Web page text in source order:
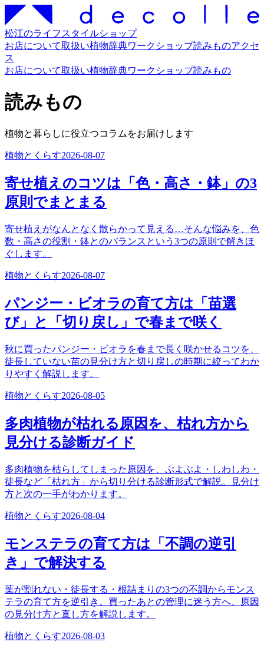
松江のライフスタイルショップ
お店について取扱い植物辞典ワークショップ読みものアクセ
ス
お店について取扱い植物辞典ワークショップ読みもの
読みもの
植物と暮らしに役立つコラムをお届けします
植物とくらす2026-08-07
寄せ植えのコツは「色・高さ・鉢」の3
原則でまとまる
寄せ植えがなんとなく散らかって見える…そんな悩みを、色
数・高さの役割・鉢とのバランスという3つの原則で解きほ
ぐします。
植物とくらす2026-08-07
パンジー・ビオラの育て方は「苗選
び」と「切り戻し」で春まで咲く
秋に買ったパンジー・ビオラを春まで長く咲かせるコツを、
徒長していない苗の見分け方と切り戻しの時期に絞ってわか
りやすく解説します。
植物とくらす2026-08-05
多肉植物が枯れる原因を、枯れ方から
見分ける診断ガイド
多肉植物を枯らしてしまった原因を、ぶよぶよ・しわしわ・
徒長など「枯れ方」から切り分ける診断形式で解説。見分け
方と次の一手がわかります。
植物とくらす2026-08-04
モンステラの育て方は「不調の逆引
き」で解決する
葉が割れない・徒長する・根詰まりの3つの不調からモンス
テラの育て方を逆引き。買ったあとの管理に迷う方へ、原因
の見分け方と直し方を解説します。
植物とくらす2026-08-03